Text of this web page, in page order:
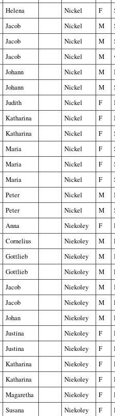
Helena Nickel F
Jacob Nickel M
Jacob Nickel M
Jacob Nickel M
Johann Nickel M
Johann Nickel M
Judith Nickel F
Katharina Nickel F
Katharina Nickel F
Maria Nickel F
Maria Nickel F
Maria Nickel F
Peter Nickel M
Peter Nickel M
Anna Niekoley F
Cornelius Niekoley M
Gottlieb Niekoley M
Gottlieb Niekoley M
Jacob Niekoley M
Jacob Niekoley M
Johan Niekoley M
Justina Niekoley F
Justina Niekoley F
Katharina Niekoley F
Katharina Niekoley F
Magaretha Niekoley F
Susana Niekoley F